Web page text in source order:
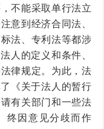
不能采取单行法立
意到经济合同法、
法、专利法等都涉
人的定义和条件、
律规定。为此，法
《关于法人的暂行
有关部门和一些法
终因意见分歧而作